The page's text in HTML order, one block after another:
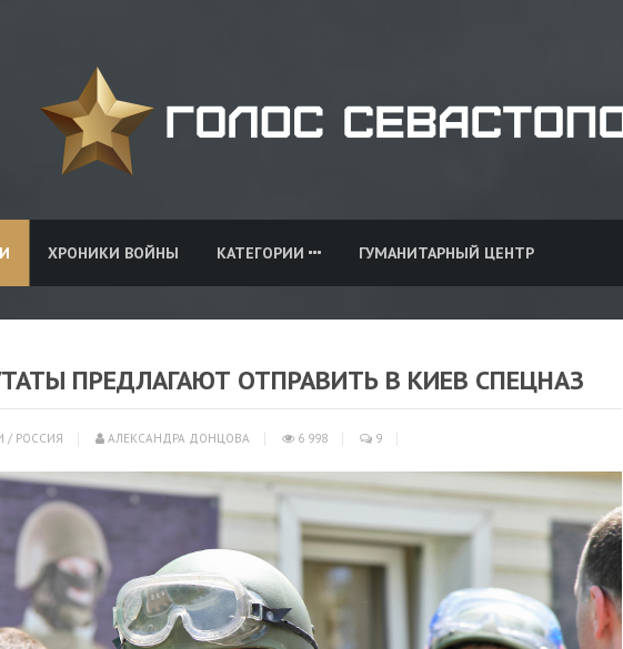
ХРОНИКИ ВОЙНЫ КАТЕГОРИИ ГУМАНИТАРНЫЙ ЦЕНТР
ПРЕДЛАГАЮТ ОТПРАВИТЬ В КИЕВ СПЕЦНАЗ
/ РОССИЯ АЛЕКСАНДРА ДОНЦОВА 6 998 9